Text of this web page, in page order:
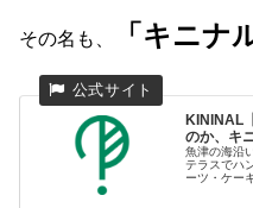
その名も、 「キニナ
KININAL
のか、キ
魚津の海沿
テラスでハ
ーツ・ケー